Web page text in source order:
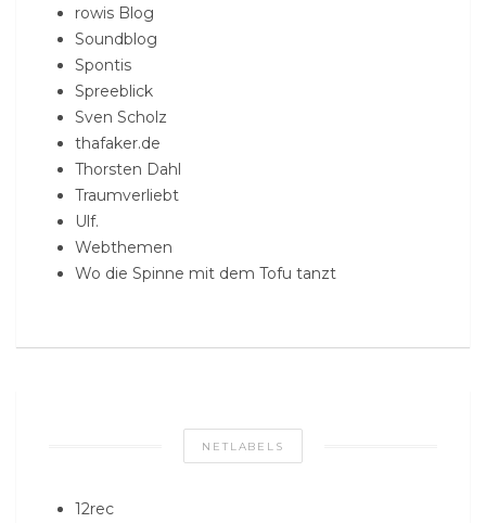
rowis Blog
Soundblog
Spontis
Spreeblick
Sven Scholz
thafaker.de
Thorsten Dahl
Traumverliebt
Ulf.
Webthemen
Wo die Spinne mit dem Tofu tanzt
NETLABELS
12rec